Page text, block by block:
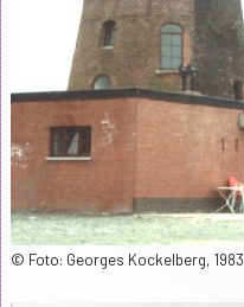
© Foto: Georges Kockelberg, 1983